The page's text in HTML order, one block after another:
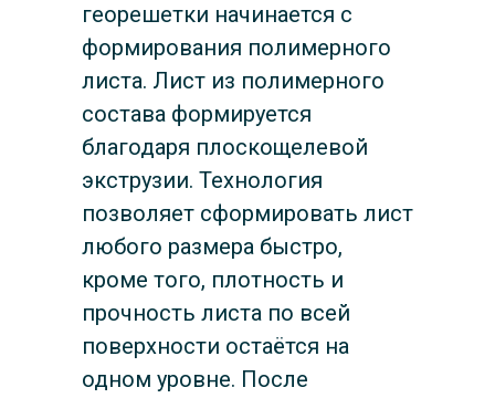
георешетки начинается с
формирования полимерного
листа. Лист из полимерного
состава формируется
благодаря плоскощелевой
экструзии. Технология
позволяет сформировать лист
любого размера быстро,
кроме того, плотность и
прочность листа по всей
поверхности остаётся на
одном уровне. После